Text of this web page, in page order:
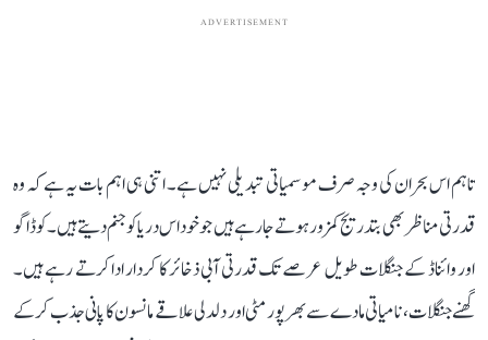
ADVERTISEMENT
تاہم اس بحران کی وجہ صرف موسمیاتی تبدیلی نہیں ہے۔ اتنی ہی اہم بات یہ ہے کہ وہ
قدرتی مناظر بھی بتدریج کمزور ہوتے جا رہے ہیں جو خود اس دریا کو جنم دیتے ہیں۔ کوڈاگو
اور وائناڈ کے جنگلات طویل عرصے تک قدرتی آبی ذخائر کا کردار ادا کرتے رہے ہیں۔
گھنے جنگلات، نامیاتی مادے سے بھرپور مٹی اور دلدلی علاقے مانسون کا پانی جذب کر کے